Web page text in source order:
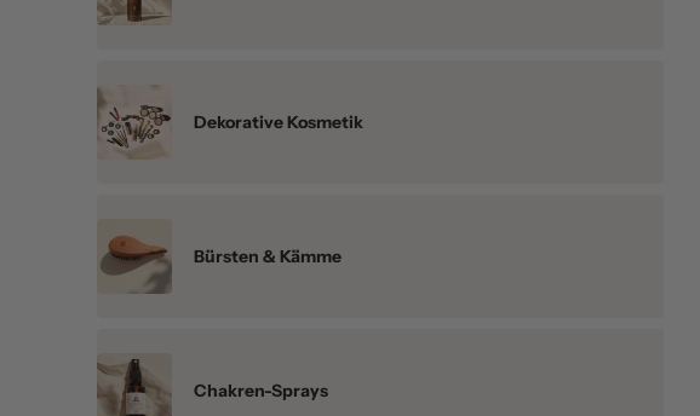
Dekorative Kosmetik
Bürsten & Kämme
Chakren-Sprays